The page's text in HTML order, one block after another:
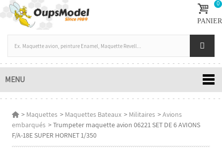
0
PANIER
MENU
> Maquettes > Maquettes Bateaux > Militaires >Avions
embarqués >Trumpeter maquette avion 06221 SET DE 6 AVIONS
F/A-18E SUPER HORNET 1/350